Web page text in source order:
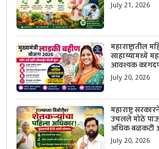
July 21, 2026
महाराष्ट्रातील
साहाय्यामध्ये
आवश्यक
सोपी प्रक्रिया
July 20, 2026
महाराष्ट्र
उचलले मोठे
अधिक बळकटी
सरकारचा नवा
July 20, 2026